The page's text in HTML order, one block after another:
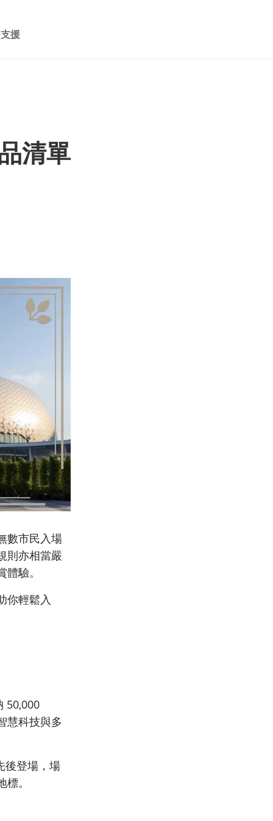
援
清單
數市民入場
則亦相當嚴
驗。
你輕鬆入
50,000
慧科技與多
後登場，場
。